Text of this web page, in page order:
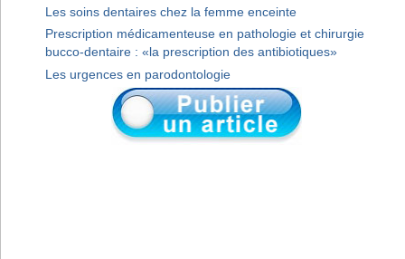
Les soins dentaires chez la femme enceinte
Prescription médicamenteuse en pathologie et chirurgie
bucco-dentaire : «la prescription des antibiotiques»
Les urgences en parodontologie